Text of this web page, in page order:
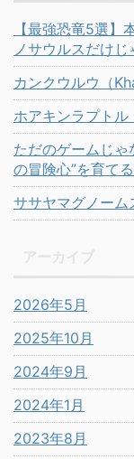
【最強恐竜5選】
ノサウルスだけじ
カンクウルウ（
ホアキンラプト
ただのゲームじゃ
の冒険心”を育て
ササヤマグノーム
2026年5月
2025年10月
2024年9月
2024年1月
2023年8月